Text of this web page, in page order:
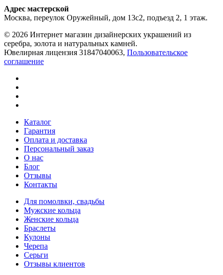
Адрес мастерской
Москва, переулок Оружейный, дом 13с2, подъезд 2, 1 этаж.
© 2026 Интернет магазин дизайнерских украшений из
серебра, золота и натуральных камней.
Ювелирная лицензия 31847040063, Пользовательское
соглашение
Каталог
Гарантия
Оплата и доставка
Персональный заказ
О нас
Блог
Отзывы
Контакты
Для помолвки, свадьбы
Мужские кольца
Женские кольца
Браслеты
Кулоны
Черепа
Серьги
Отзывы клиентов